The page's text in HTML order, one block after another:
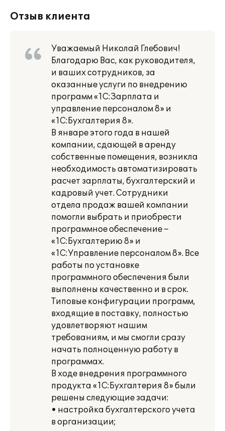
Отзыв клиента
Уважаемый Николай Глебович!
Благодарю Вас, как руководителя,
и ваших сотрудников, за
оказанные услуги по внедрению
программ «1С:Зарплата и
управление персоналом 8» и
«1С:Бухгалтерия 8».
В январе этого года в нашей
компании, сдающей в аренду
собственные помещения, возникла
необходимость автоматизировать
расчет зарплаты, бухгалтерский и
кадровый учет. Сотрудники
отдела продаж вашей компании
помогли выбрать и приобрести
программное обеспечение –
«1С:Бухгалтерию 8» и
«1С:Управление персоналом 8». Все
работы по установке
программного обеспечения были
выполнены качественно и в срок.
Типовые конфигурации программ,
входящие в поставку, полностью
удовлетворяют нашим
требованиям, и мы смогли сразу
начать полноценную работу в
программах.
В ходе внедрения программного
продукта «1С:Бухгалтерия 8» были
решены следующие задачи:
• настройка бухгалтерского учета
в организации;